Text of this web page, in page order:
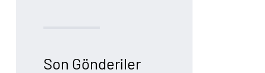
Son Gönderiler